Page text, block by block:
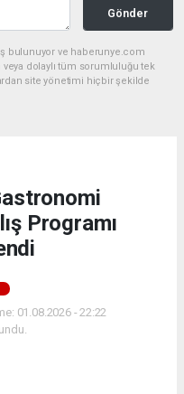
Gönder
bulunuyor ve haberunye.com
veya dolaylı tüm sorumluluğu tek
site yönetimi hiçbir şekilde
Programı
01.08.2026 - 22:22